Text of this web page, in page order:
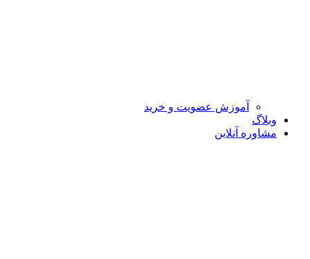
آموزش عضویت و خرید
وبلاگ
مشاوره آنلاین